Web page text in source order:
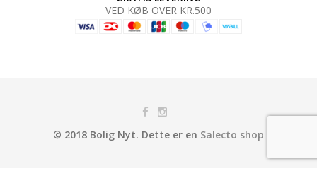
VED KØB OVER KR.500
© 2018 Bolig Nyt. Dette er en Salecto shop